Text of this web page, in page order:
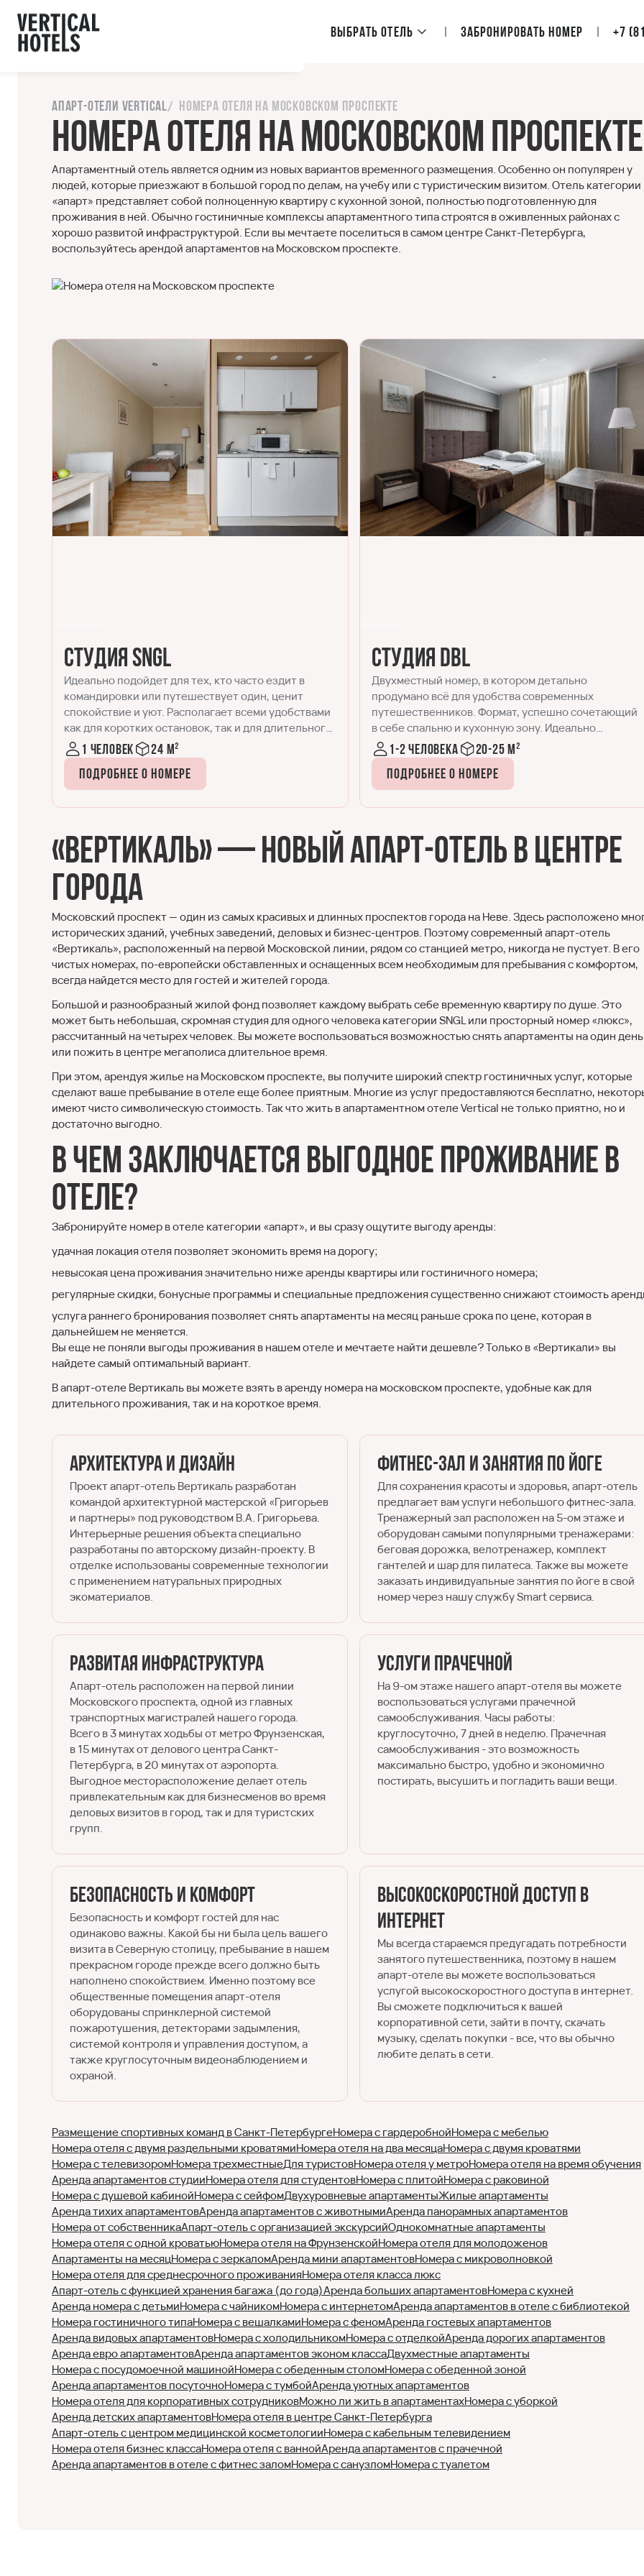
Выбрать отель Забронировать номер +7
Апарт-отели Vertical Номера отеля на Московском проспекте
Номера отеля на Московском проспекте
Апартаментный отель является одним из новых вариантов временного размещения. Особенно он популярен у
людей, которые приезжают в большой город по делам, на учебу или с туристическим визитом. Отель категории
«апарт» представляет собой полноценную квартиру с кухонной зоной, полностью подготовленную для
проживания в ней. Обычно гостиничные комплексы апартаментного типа строятся в оживленных районах с
хорошо развитой инфраструктурой. Если вы мечтаете поселиться в самом центре Санкт-Петербурга,
воспользуйтесь арендой апартаментов на Московском проспекте.
Студия DBL
Двухместный номер, в котором детально
продумано всё для удобства современных
путешественников. Формат, успешно сочетающий
в себе спальню и кухонную зону. Идеально
подходит для размещения одного-двух гостей.
1-2 человека
20-25 м²
Подробнее о номере
Стандарт
Номер Стандарт отличается от Студии DBL чуть
большей площадью и наличием рабочего места,
помимо спальной и кухонной зон. Отлично
подходит для комфортного размещения одного
или двух гостей, как во время командировки, так и
для отдыха.
1-2 человека
30-35 м²
Подробнее о номере
«Вертикаль» — новый апарт-отель в центре
города
Московский проспект — один из самых красивых и длинных проспектов города на Неве. Здесь расположено
исторических зданий, учебных заведений, деловых и бизнес-центров. Поэтому современный апарт-отель
«Вертикаль», расположенный на первой Московской линии, рядом со станцией метро, никогда не пустует. В его
чистых номерах, по-европейски обставленных и оснащенных всем необходимым для пребывания с комфортом,
всегда найдется место для гостей и жителей города.
Большой и разнообразный жилой фонд позволяет каждому выбрать себе временную квартиру по душе. Это
может быть небольшая, скромная студия для одного человека категории SNGL или просторный номер «люкс»,
рассчитанный на четырех человек. Вы можете воспользоваться возможностью снять апартаменты на один день
или пожить в центре мегаполиса длительное время.
При этом, арендуя жилье на Московском проспекте, вы получите широкий спектр гостиничных услуг, которые
сделают ваше пребывание в отеле еще более приятным. Многие из услуг предоставляются бесплатно,
имеют чисто символическую стоимость. Так что жить в апартаментном отеле Vertical не только приятно, но и
достаточно выгодно.
В чем заключается выгодное проживание в
отеле?
Забронируйте номер в отеле категории «апарт», и вы сразу ощутите выгоду аренды:
удачная локация отеля позволяет экономить время на дорогу;
невысокая цена проживания значительно ниже аренды квартиры или гостиничного номера;
регулярные скидки, бонусные программы и специальные предложения существенно снижают стоимость
услуга раннего бронирования позволяет снять апартаменты на месяц раньше срока по цене, которая в
дальнейшем не меняется.
Вы еще не поняли выгоды проживания в нашем отеле и мечтаете найти дешевле? Только в «Вертикали» вы
найдете самый оптимальный вариант.
В апарт-отеле Вертикаль вы можете взять в аренду номера на московском проспекте, удобные как для
длительного проживания, так и на короткое время.
Архитектура и дизайн
Проект апарт-отель Вертикаль разработан
командой архитектурной мастерской «Григорьев
и партнеры» под руководством В.А. Григорьева.
Интерьерные решения объекта специально
разработаны по авторскому дизайн-проекту. В
отделке использованы современные технологии
с применением натуральных природных
экоматериалов.
Фитнес-зал и занятия по йоге
Для сохранения красоты и здоровья, апарт-отель
предлагает вам услуги небольшого фитнес-зала.
Тренажерный зал расположен на 5-ом этаже и
оборудован самыми популярными тренажерами:
беговая дорожка, велотренажер, комплект
гантелей и шар для пилатеса. Также вы можете
заказать индивидуальные занятия по йоге в свой
номер через нашу службу Smart сервиса.
Развитая инфраструктура
Апарт-отель расположен на первой линии
Московского проспекта, одной из главных
транспортных магистралей нашего города.
Всего в 3 минутах ходьбы от метро Фрунзенская,
в 15 минутах от делового центра Санкт-
Петербурга, в 20 минутах от аэропорта.
Выгодное месторасположение делает отель
привлекательным как для бизнесменов во время
деловых визитов в город, так и для туристских
групп.
Услуги прачечной
На 9-ом этаже нашего апарт-отеля вы можете
воспользоваться услугами прачечной
самообслуживания. Часы работы:
круглосуточно, 7 дней в неделю. Прачечная
самообслуживания - это возможность
максимально быстро, удобно и экономично
постирать, высушить и погладить ваши вещи.
Безопасность и комфорт
Безопасность и комфорт гостей для нас
одинаково важны. Какой бы ни была цель вашего
визита в Северную столицу, пребывание в нашем
прекрасном городе прежде всего должно быть
наполнено спокойствием. Именно поэтому все
общественные помещения апарт-отеля
оборудованы спринклерной системой
пожаротушения, детекторами задымления,
системой контроля и управления доступом, а
также круглосуточным видеонаблюдением и
охраной.
Высокоскоростной доступ в
Интернет
Мы всегда стараемся предугадать потребности
занятого путешественника, поэтому в нашем
апарт-отеле вы можете воспользоваться
услугой высокоскоростного доступа в интернет.
Вы сможете подключиться к вашей
корпоративной сети, зайти в почту, скачать
музыку, сделать покупки - все, что вы обычно
любите делать в сети.
Размещение спортивных команд в Санкт-ПетербургеНомера с гардеробнойНомера с мебелью
Номера отеля с двумя раздельными кроватямиНомера отеля на два месяцаНомера с двумя кроватями
Номера с телевизоромНомера трехместныеДля туристовНомера отеля у метроНомера отеля на время обучения
Аренда апартаментов студииНомера отеля для студентовНомера с плитойНомера с раковиной
Номера с душевой кабинойНомера с сейфомДвухуровневые апартаментыЖилые апартаменты
Аренда тихих апартаментовАренда апартаментов с животнымиАренда панорамных апартаментов
Номера от собственникаАпарт-отель с организацией экскурсийОднокомнатные апартаменты
Номера отеля с одной кроватьюНомера отеля на ФрунзенскойНомера отеля для молодоженов
Апартаменты на месяцНомера с зеркаломАренда мини апартаментовНомера с микроволновкой
Номера отеля для среднесрочного проживанияНомера отеля класса люкс
Апарт-отель с функцией хранения багажа (до года)Аренда больших апартаментовНомера с кухней
Аренда номера с детьмиНомера с чайникомНомера с интернетомАренда апартаментов в отеле с библиотекой
Номера гостиничного типаНомера с вешалкамиНомера с феномАренда гостевых апартаментов
Аренда видовых апартаментовНомера с холодильникомНомера с отделкойАренда дорогих апартаментов
Аренда евро апартаментовАренда апартаментов эконом классаДвухместные апартаменты
Номера с посудомоечной машинойНомера с обеденным столомНомера с обеденной зоной
Аренда апартаментов посуточноНомера с тумбойАренда уютных апартаментов
Номера отеля для корпоративных сотрудниковМожно ли жить в апартаментахНомера с уборкой
Аренда детских апартаментовНомера отеля в центре Санкт-Петербурга
Апарт-отель с центром медицинской косметологииНомера с кабельным телевидением
Номера отеля бизнес классаНомера отеля с ваннойАренда апартаментов с прачечной
Аренда апартаментов в отеле с фитнес заломНомера с санузломНомера с туалетом
с сайтом.